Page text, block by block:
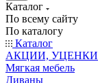
Каталог
По всему сайту
По каталогу
Каталог
АКЦИИ, УЦЕНКИ
Мягкая мебель
Диваны